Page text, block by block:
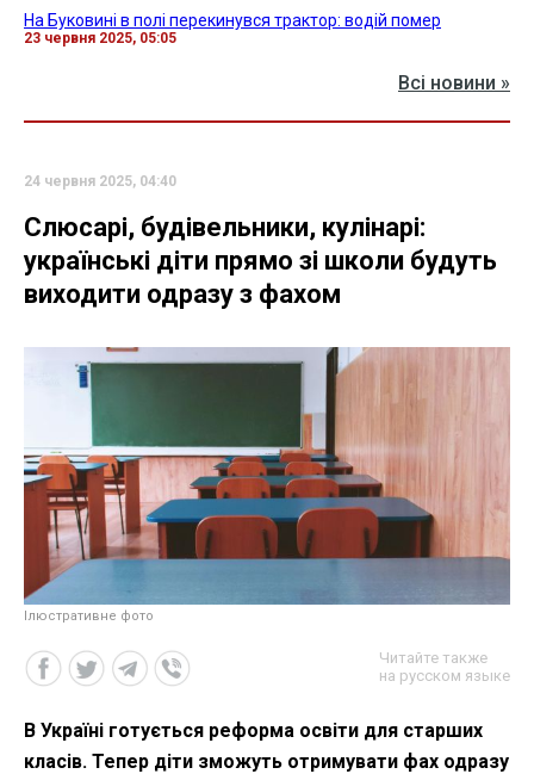
На Буковині в полі перекинувся трактор: водій помер
23 червня 2025, 05:05
Всі новини »
24 червня 2025, 04:40
Слюсарі, будівельники, кулінарі:
українські діти прямо зі школи будуть
виходити одразу з фахом
Ілюстративне фото
Читайте также
на русском языке
В Україні готується реформа освіти для старших
класів. Тепер діти зможуть отримувати фах одразу